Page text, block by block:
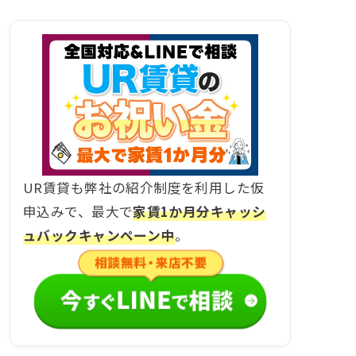
UR賃貸も弊社の紹介制度を利用した仮
申込みで、最大で家賃1か月分キャッシ
ュバックキャンペーン中。